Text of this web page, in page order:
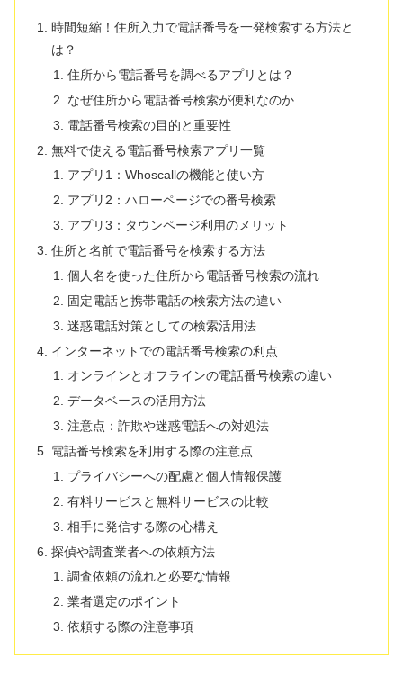
時間短縮！住所入力で電話番号を一発検索する方法と
は？
住所から電話番号を調べるアプリとは？
なぜ住所から電話番号検索が便利なのか
電話番号検索の目的と重要性
無料で使える電話番号検索アプリ一覧
アプリ1：Whoscallの機能と使い方
アプリ2：ハローページでの番号検索
アプリ3：タウンページ利用のメリット
住所と名前で電話番号を検索する方法
個人名を使った住所から電話番号検索の流れ
固定電話と携帯電話の検索方法の違い
迷惑電話対策としての検索活用法
インターネットでの電話番号検索の利点
オンラインとオフラインの電話番号検索の違い
データベースの活用方法
注意点：詐欺や迷惑電話への対処法
電話番号検索を利用する際の注意点
プライバシーへの配慮と個人情報保護
有料サービスと無料サービスの比較
相手に発信する際の心構え
探偵や調査業者への依頼方法
調査依頼の流れと必要な情報
業者選定のポイント
依頼する際の注意事項